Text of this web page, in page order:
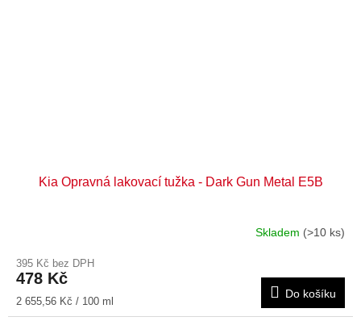
Kia Opravná lakovací tužka - Dark Gun Metal E5B
Skladem (>10 ks)
395 Kč bez DPH
478 Kč
Měrná
cena:
2 655,56 Kč / 100 ml
Do košíku